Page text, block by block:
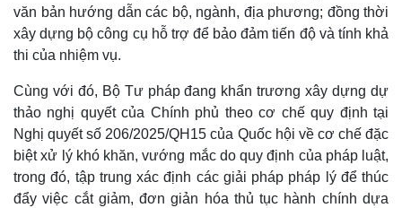
Thế giới
Quan sát
Multimedia
Video
văn bản hướng dẫn các bộ, ngành, địa phương; đồng thời
xây dựng bộ công cụ hỗ trợ để bảo đảm tiến độ và tính khả
thi của nhiệm vụ.
Cùng với đó, Bộ Tư pháp đang khẩn trương xây dựng dự
thảo nghị quyết của Chính phủ theo cơ chế quy định tại
Nghị quyết số 206/2025/QH15 của Quốc hội về cơ chế đặc
biệt xử lý khó khăn, vướng mắc do quy định của pháp luật,
trong đó, tập trung xác định các giải pháp pháp lý để thúc
đẩy việc cắt giảm, đơn giản hóa thủ tục hành chính dựa